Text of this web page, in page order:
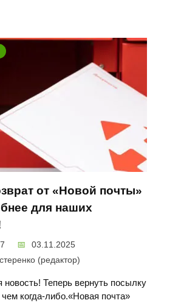
от «Новой почты»
для наших
03.11.2025
(редактор)
новость! Теперь вернуть посылку
когда-либо.«Новая почта»